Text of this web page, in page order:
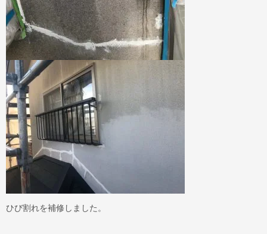
ひび割れを補修しました。